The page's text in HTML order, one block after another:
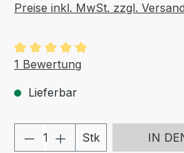
Preise inkl. MwSt. zzgl.
Durchschnittliche Bewertung
1 Bewertung
Lieferbar
Produkt Anzahl: Gib
Stk IN